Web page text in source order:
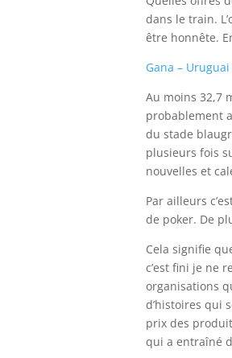
dans le train.
être honnête.
Gana – Uruguai
Au moins 32,7
probablement
du stade
plusieurs fois
nouvelles et
Par ailleurs
de poker. De
Cela signifie
c’est fini je ne
organisations
d’histoires qui
prix des
qui a entraîné